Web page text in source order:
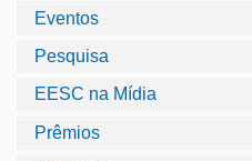
Eventos
Pesquisa
EESC na Mídia
Prêmios